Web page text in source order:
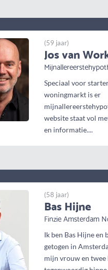
(59 jaar)
Jos van
Speciaal voor
woningmarkt is er
website staat vol
en informatie....
(58 jaar)
Bas Hijne
Finzie Amsterdam
Ik ben Bas Hijne en
getogen in
mijn vrouw en